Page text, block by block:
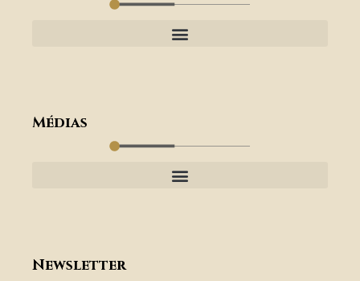
Médias
Newsletter